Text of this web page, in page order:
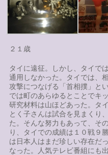
２１歳
タイに遠征。しかし、タイで
通用しなかった。タイでは、
攻撃につなげる「首相撲」と
では町のあらゆるとことでキ
研究材料は山ほどあった。タ
とく子さんは試合を見まくり
た。そんな努力もあって、そ
り、タイでの成績は１０戦９
は日本人はまだ珍しい存在だ
なった。人気テレビ番組にも